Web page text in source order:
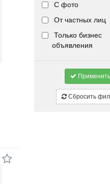
С фото
От частных лиц
Только бизнес
объявления
Применить
Сбросить